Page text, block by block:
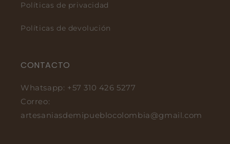
Políticas de privacidad
Políticas de devolución
CONTACTO
Whatsapp: +57 310 426 5277
Correo:
artesaniasdemipueblocolombia@gmail.com